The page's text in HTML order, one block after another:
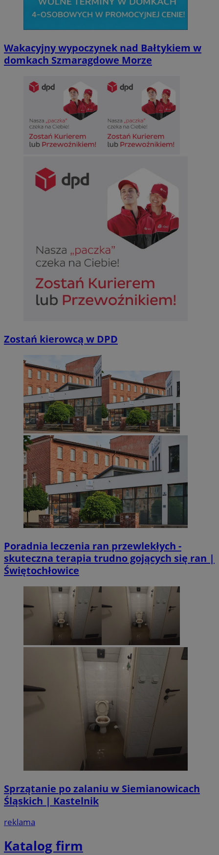
Wakacyjny wypoczynek nad Bałtykiem w
domkach Szmaragdowe Morze
Zostań kierowcą w DPD
Poradnia leczenia ran przewlekłych -
skuteczna terapia trudno gojących się ran |
Świętochłowice
Sprzątanie po zalaniu w Siemianowicach
Śląskich | Kastelnik
reklama
Katalog firm